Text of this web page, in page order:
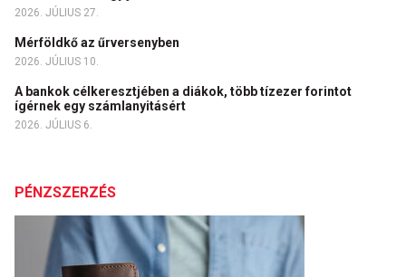
2026. JÚLIUS 27.
Mérföldkő az űrversenyben
2026. JÚLIUS 10.
A bankok célkeresztjében a diákok, több tízezer forintot
ígérnek egy számlanyitásért
2026. JÚLIUS 6.
PÉNZSZERZÉS